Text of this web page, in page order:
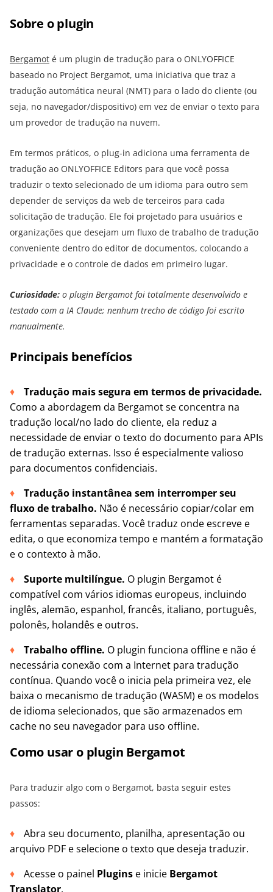
Sobre o plugin
Bergamot é um plugin de tradução para o ONLYOFFICE
baseado no Project Bergamot, uma iniciativa que traz a
tradução automática neural (NMT) para o lado do cliente (ou
seja, no navegador/dispositivo) em vez de enviar o texto para
um provedor de tradução na nuvem.
Em termos práticos, o plug-in adiciona uma ferramenta de
tradução ao ONLYOFFICE Editors para que você possa
traduzir o texto selecionado de um idioma para outro sem
depender de serviços da web de terceiros para cada
solicitação de tradução. Ele foi projetado para usuários e
organizações que desejam um fluxo de trabalho de tradução
conveniente dentro do editor de documentos, colocando a
privacidade e o controle de dados em primeiro lugar.
Curiosidade: o plugin Bergamot foi totalmente desenvolvido e
testado com a IA Claude; nenhum trecho de código foi escrito
manualmente.
Principais benefícios
Tradução mais segura em termos de privacidade.
Como a abordagem da Bergamot se concentra na
tradução local/no lado do cliente, ela reduz a
necessidade de enviar o texto do documento para APIs
de tradução externas. Isso é especialmente valioso
para documentos confidenciais.
Tradução instantânea sem interromper seu
fluxo de trabalho. Não é necessário copiar/colar em
ferramentas separadas. Você traduz onde escreve e
edita, o que economiza tempo e mantém a formatação
e o contexto à mão.
Suporte multilíngue. O plugin Bergamot é
compatível com vários idiomas europeus, incluindo
inglês, alemão, espanhol, francês, italiano, português,
polonês, holandês e outros.
Trabalho offline. O plugin funciona offline e não é
necessária conexão com a Internet para tradução
contínua. Quando você o inicia pela primeira vez, ele
baixa o mecanismo de tradução (WASM) e os modelos
de idioma selecionados, que são armazenados em
cache no seu navegador para uso offline.
Como usar o plugin Bergamot
Para traduzir algo com o Bergamot, basta seguir estes
passos:
Abra seu documento, planilha, apresentação ou
arquivo PDF e selecione o texto que deseja traduzir.
Acesse o painel Plugins e inicie Bergamot
Translator.